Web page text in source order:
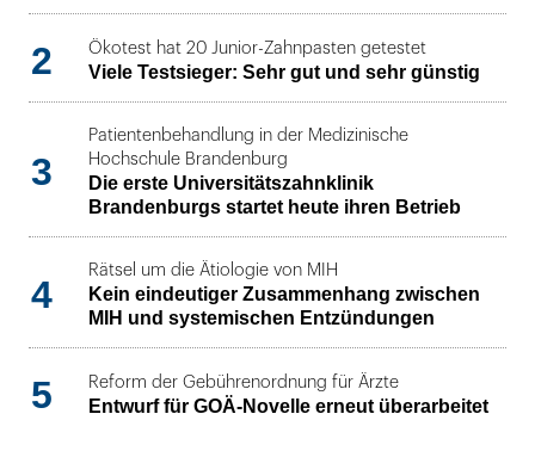
2 Ökotest hat 20 Junior-Zahnpasten getestet
Viele Testsieger: Sehr gut und sehr günstig
3
Patientenbehandlung in der Medizinische
Hochschule Brandenburg
Die erste Universitätszahnklinik
Brandenburgs startet heute ihren Betrieb
4
Rätsel um die Ätiologie von MIH
Kein eindeutiger Zusammenhang zwischen
MIH und systemischen Entzündungen
5 Reform der Gebührenordnung für Ärzte
Entwurf für GOÄ-Novelle erneut überarbeitet